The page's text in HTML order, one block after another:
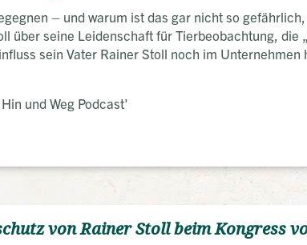
– und warum ist das gar nicht so
über seine Leidenschaft für Tierbeobachtung, die
sein Vater Rainer Stoll noch im Unternehmen
und Weg Podcast'
von Rainer Stoll beim Kongress